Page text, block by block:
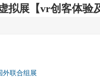
拟展【vr创客体验
展
外联合组展